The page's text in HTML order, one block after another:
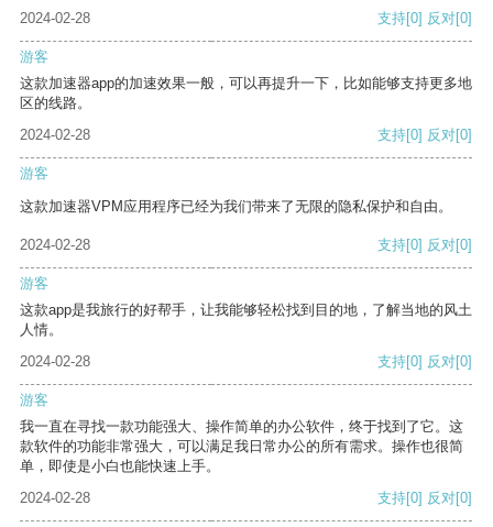
2024-02-28 支持[0] 反对[0]
游客
这款加速器app的加速效果一般，可以再提升一下，比如能够支持更多地
区的线路。
2024-02-28
支持[0] 反对[0]
游客
这款加速器VPM应用程序已经为我们带来了无限的隐私保护和自由。
2024-02-28 支持[0] 反对[0]
游客
这款app是我旅行的好帮手，让我能够轻松找到目的地，了解当地的风土
人情。
2024-02-28
支持[0] 反对[0]
游客
我一直在寻找一款功能强大、操作简单的办公软件，终于找到了它。这
款软件的功能非常强大，可以满足我日常办公的所有需求。操作也很简
单，即使是小白也能快速上手。
2024-02-28
支持[0] 反对[0]